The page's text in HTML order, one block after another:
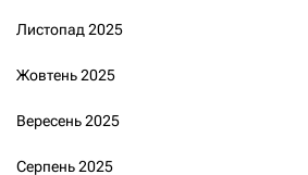
Листопад 2025
Жовтень 2025
Вересень 2025
Серпень 2025